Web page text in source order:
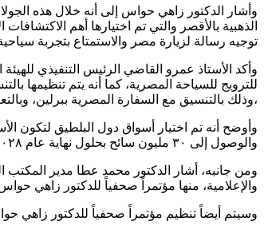
وأشار الدكتور زاهي حواس إلى أنه خلال هذه
توجيه رسالة لزيارة مصر والاستمتاع بتجربة
وأكد الأستاذ عمرو القاضي الرئيس التنفيذي
،وذلك بالتنسيق مع السفارة المصرية ببرلين،
وأوضح أنه تم اختيار أسواق دول البلطيق لتكون
والوصول إلى ٣٠ مليون سائح بحلول نهاية عام ٢٠٢٨، مثمناً الدعم الكبير الذي قدمه السادة سفراء مصر بدول كل من فنلندا، والسويد، والدنمارك لإنجاح هذه الجولات.
ومن جانبه، أشار الدكتور محمد عطا مدير المكتب
والإعلامية، منها مؤتمراً صحفياً للدكتور زاهي
وسيتم أيضاً تنظيم مؤتمراً صحفياً للدكتور زاهي